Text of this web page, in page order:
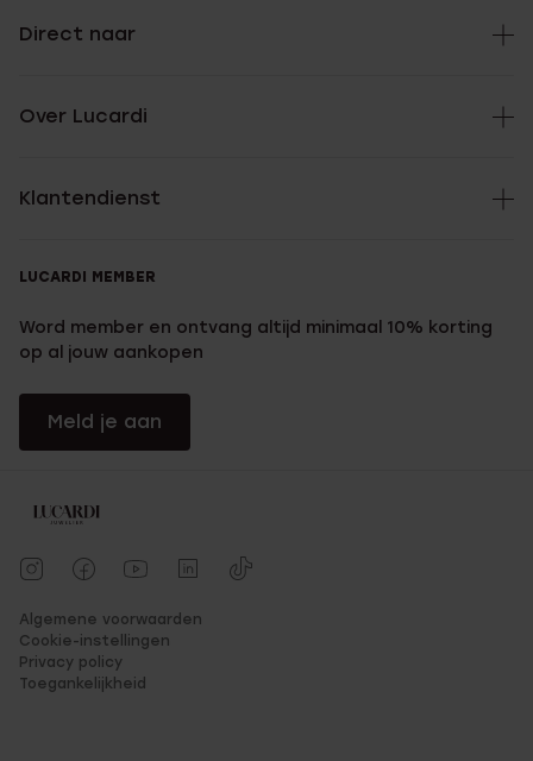
Direct naar
Over Lucardi
Klantendienst
LUCARDI MEMBER
Word member en ontvang altijd minimaal 10% korting
op al jouw aankopen
Meld je aan
Algemene voorwaarden
Cookie-instellingen
Privacy policy
Toegankelijkheid